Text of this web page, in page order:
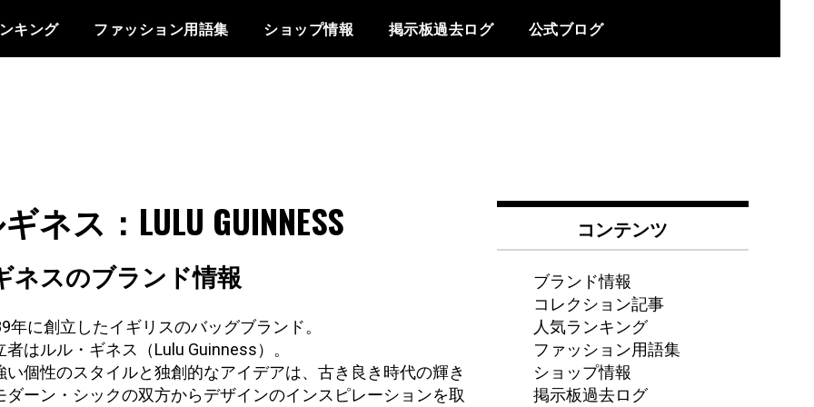
キング ファッション用語集 ショップ情報 掲示板過去ログ 公式ブログ
ネス：LULU GUINNESS
ネスのブランド情報
年に創立したイギリスのバッグブランド。
者はルル・ギネス（Lulu Guinness）。
い個性のスタイルと独創的なアイデアは、古き良き時代の輝き
ダーン・シックの双方からデザインのインスピレーションを取
コンテンツ
ブランド情報
コレクション記事
人気ランキング
ファッション用語集
ショップ情報
掲示板過去ログ